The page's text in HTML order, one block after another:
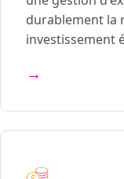
durablement la
investissement
→